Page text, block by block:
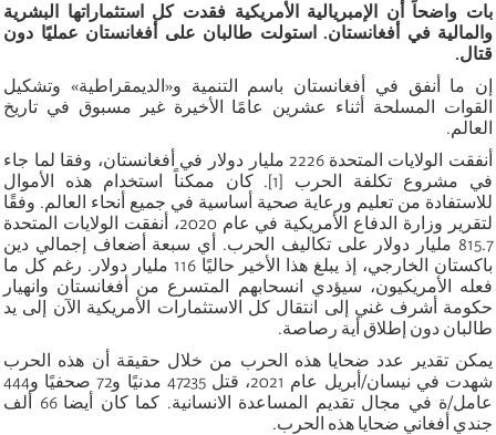
بات واضحاً أن الإمبريالية الأمريكية فقدت كل استثماراتها البشرية
والمالية في أفغانستان. استولت طالبان على أفغانستان عمليًا دون
قتال.
إن ما أنفق في أفغانستان باسم التنمية و«الديمقراطية» وتشكيل
القوات المسلحة أثناء عشرين عامًا الأخيرة غير مسبوق في تاريخ
العالم.
أنفقت الولايات المتحدة 2226 مليار دولار في أفغانستان، وفقا لما جاء
في مشروع تكلفة الحرب [1]. كان ممكناً استخدام هذه الأموال
للاستفادة من تعليم ورعاية صحية أساسية في جميع أنحاء العالم. وفقًا
لتقرير وزارة الدفاع الأمريكية في عام 2020، أنفقت الولايات المتحدة
815.7 مليار دولار على تكاليف الحرب. أي سبعة أضعاف إجمالي دين
باكستان الخارجي، إذ يبلغ هذا الأخير حاليًا 116 مليار دولار. رغم كل ما
فعله الأمريكيون، سيؤدي انسحابهم المتسرع من أفغانستان وانهيار
حكومة أشرف غني إلى انتقال كل الاستثمارات الأمريكية الآن إلى يد
طالبان دون إطلاق أية رصاصة.
يمكن تقدير عدد ضحايا هذه الحرب من خلال حقيقة أن هذه الحرب
شهدت في نيسان/أبريل عام 2021، قتل 47235 مدنيًا و72 صحفيًا و444
عامل/ة في مجال تقديم المساعدة الانسانية. كما كان أيضا 66 ألف
جندي أفغاني ضحايا هذه الحرب.